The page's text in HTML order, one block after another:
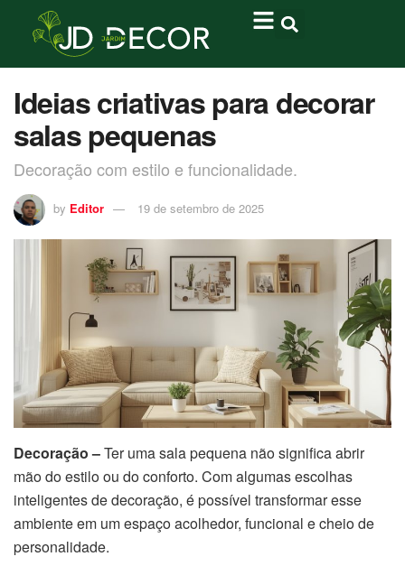
Ideias criativas para decorar
salas pequenas
Decoração com estilo e funcionalidade.
by Editor 19 de setembro de 2025
Decoração –Ter uma sala pequena não significa abrir
mão do estilo ou do conforto. Com algumas escolhas
inteligentes de decoração, é possível transformar esse
ambiente em um espaço acolhedor, funcional e cheio de
personalidade.